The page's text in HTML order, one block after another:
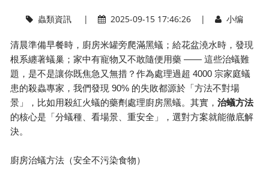
蟲類資訊| 2025-09-15 17:46:26 | 小编
清晨準備早餐時，廚房米罐旁爬滿黑蟻；給花盆澆水時，發現
根系纏著蟻巢；家中有寵物又不敢隨便用藥 ——這些治蟻難
題，是不是讓你既焦急又無措？作為處理過超4000 宗家庭蟻
患的殺蟲專家，我們發現90% 的失敗都源於「方法不對場
景」，比如用殺紅火蟻的藥劑處理廚房黑蟻。其實，治蟻方法
的核心是「分蟻種、看場景、重安全」，選對方案就能徹底解
決。
廚房治蟻方法（安全不污染食物）